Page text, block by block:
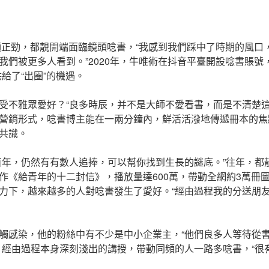
勁，都靚開端面臨鏡頭唸書，“我感到我們踩中了時期的風口
們被更多人看到。”2020年，牛唯術在抖音平臺開設唸書賬號
了“出圈”的機遇。
不雅眾愛好？“良多時辰，并不是大師不愛看書，而是不清楚
銷形式，唸書博主能在一兩分鐘內，鮮活活潑地傳遞冊本的
識。
，仍然有有數人追捧，可以幫你找到生長的謎底。”往年，
《給青年的十二封信》，播放量達600萬，帶動全網約3萬冊
下，越來越多的人對唸書發生了愛好。“經由過程我的分送朋
感染，他的粉絲中有不少是中小企業主，“他們良多人等待從
由過程本身深刻淺出的講授，帶動同頻的人一路多唸書，“很